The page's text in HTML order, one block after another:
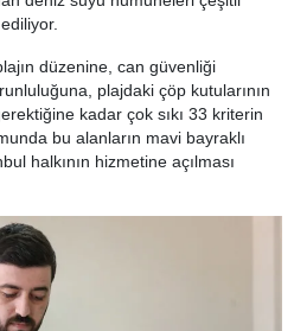
düzenine, can güvenliği
plajdaki çöp kutularının
kadar çok sıkı 33 kriterin
bu alanların mavi bayraklı
halkının hizmetine açılması